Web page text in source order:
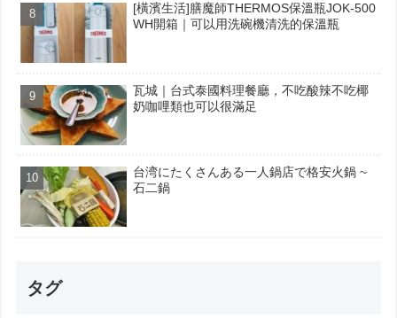
[橫濱生活]膳魔師THERMOS保溫瓶JOK-500
WH開箱｜可以用洗碗機清洗的保溫瓶
瓦城｜台式泰國料理餐廳，不吃酸辣不吃椰
奶咖哩類也可以很滿足
台湾にたくさんある一人鍋店で格安火鍋 ~
石二鍋
タグ